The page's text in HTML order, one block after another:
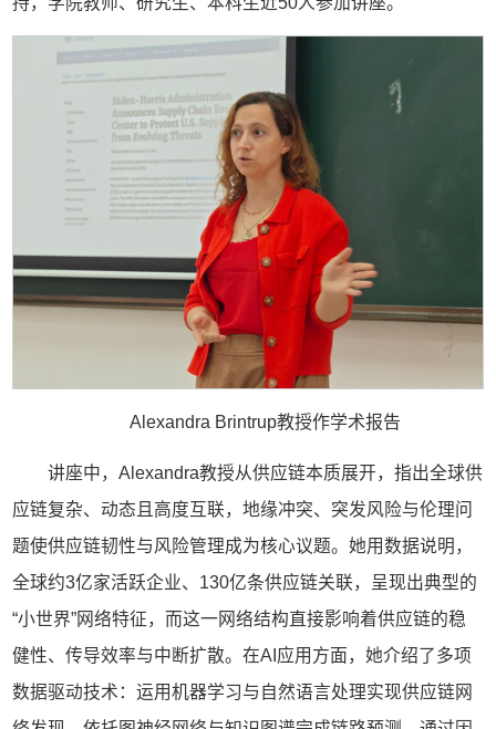
Alexandra Brintrup教授作学术报告
讲座中，Alexandra教授从供应链本质展开，指出全球供
应链复杂、动态且高度互联，地缘冲突、突发风险与伦理问
题使供应链韧性与风险管理成为核心议题。她用数据说明，
全球约3亿家活跃企业、130亿条供应链关联，呈现出典型的
“小世界”网络特征，而这一网络结构直接影响着供应链的稳
健性、传导效率与中断扩散。在AI应用方面，她介绍了多项
数据驱动技术：运用机器学习与自然语言处理实现供应链网